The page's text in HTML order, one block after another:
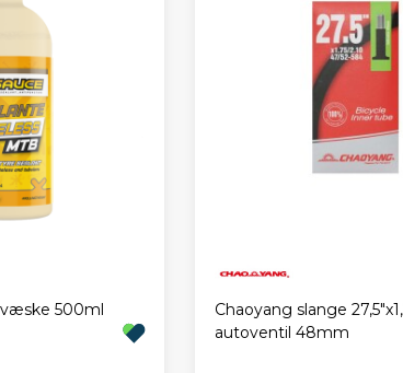
500ml
Chaoyang slange
autoventil 48mm